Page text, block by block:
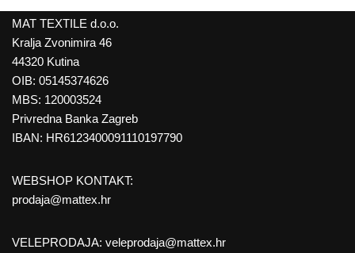
MAT TEXTILE d.o.o.
Kralja Zvonimira 46
44320 Kutina
OIB: 05145374626
MBS: 120003524
Privredna Banka Zagreb
IBAN: HR6123400091110197790
WEBSHOP KONTAKT:
prodaja@mattex.hr
VELEPRODAJA: veleprodaja@mattex.hr